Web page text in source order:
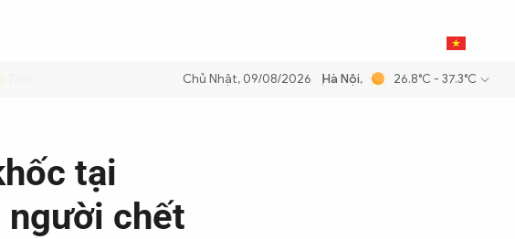
để tiết kiệm xăng dầu để đảm bảo an ninh năng lượng quốc gia Thực hiện Nghị
Chủ Nhật, 09/08/2026 Hà Nội, 26.8°C - 37.3°C
tại
người chết